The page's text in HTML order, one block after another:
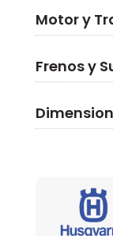
Motor y
Frenos y